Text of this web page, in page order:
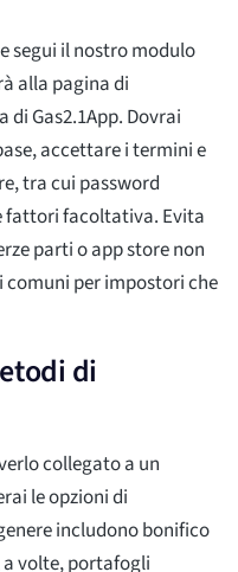
segui il nostro modulo
alla pagina di
Gas2.1App. Dovrai
accettare i termini e
tra cui password
fattori facoltativa. Evita
parti o app store non
per impostori che
di
collegato a un
le opzioni di
includono bonifico
volte, portafogli